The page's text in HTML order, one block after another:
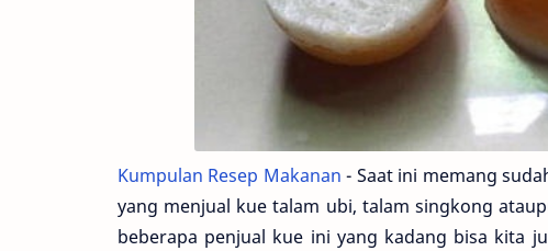
Kumpulan Resep Makanan - Saat ini memang
yang menjual kue talam ubi, talam singkong
beberapa penjual kue ini yang kadang bisa kita